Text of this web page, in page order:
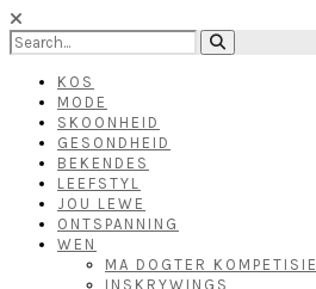
KOS
MODE
SKOONHEID
GESONDHEID
BEKENDES
LEEFSTYL
JOU LEWE
ONTSPANNING
WEN
MA DOGTER KOMPETISIE
INSKRYWINGS